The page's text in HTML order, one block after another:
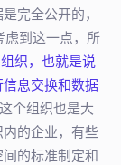
完全公开的，
虑到这一点，所
织，也就是说
息交换和数据
个组织也是大
的企业，有些
的标准制定和